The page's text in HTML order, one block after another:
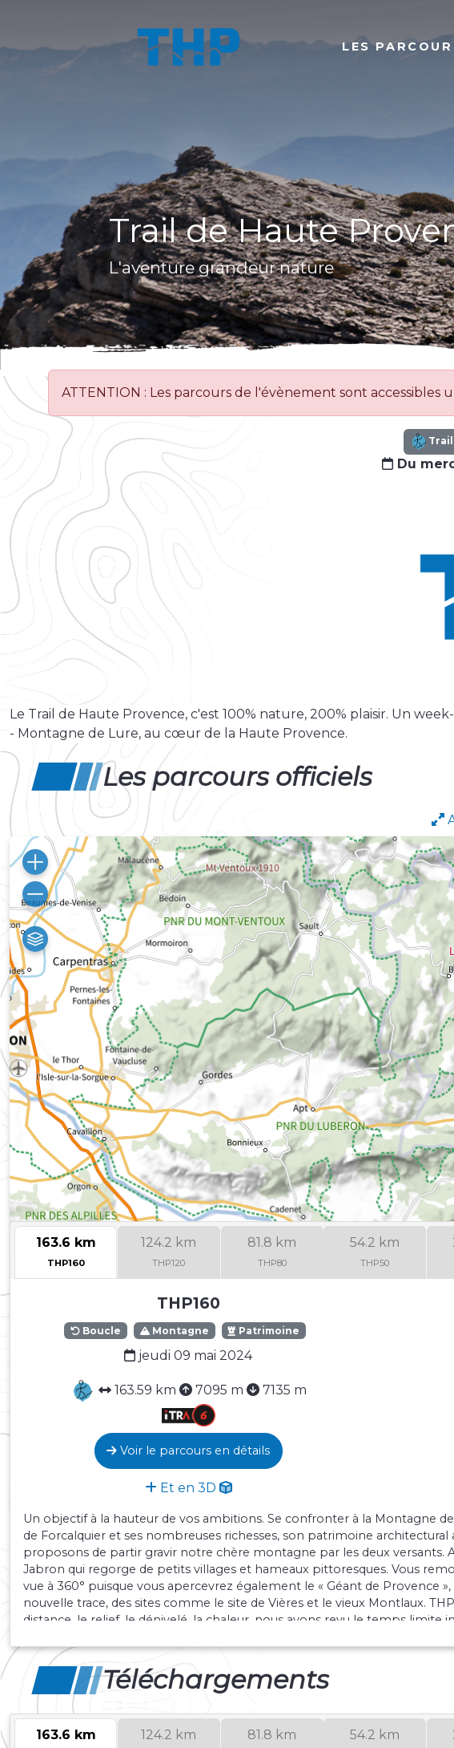
LES
Trail de Haute
L'aventure grandeur nature
ATTENTION : Les parcours de l'évènement sont
Trail
Du
Le Trail de Haute Provence, c'est 100% nature, 200% plaisir. Un
- Montagne de Lure, au cœur de la Haute Provence.
Les parcours officiels
163.6 km
THP160
124.2 km
THP120
81.8 km
THP80
54.2 km
THP50
THP160
Boucle Montagne Patrimoine
jeudi 09 mai 2024
163.59 km 7095 m 7135 m
Voir le parcours en détails
Et en 3D
Un objectif à la hauteur de vos ambitions. Se confronter à la Montagne
de Forcalquier et ses nombreuses richesses, son patrimoine
proposons de partir gravir notre chère montagne par les deux versants.
Jabron qui regorge de petits villages et hameaux pittoresques. Vous
vue à 360° puisque vous apercevrez également le « Géant de Provence
nouvelle trace, des sites comme le site de Vières et le vieux Montlaux.
distance, le relief, le dénivelé, la chaleur, nous avons revu le temps
sportif et chaleureux.
Téléchargements
163.6 km 124.2 km 81.8 km 54.2 km